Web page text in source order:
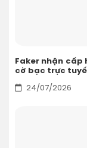
Faker nhận cấp
cờ bạc trực
24/07/2026